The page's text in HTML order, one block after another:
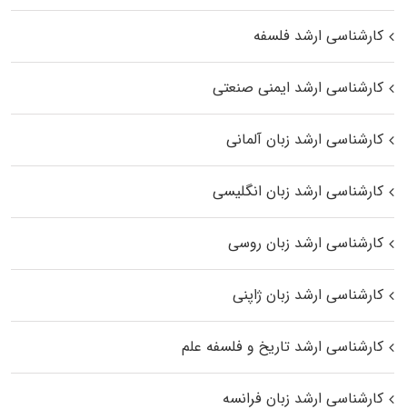
کارشناسی ارشد فلسفه
کارشناسی ارشد ایمنی صنعتی
کارشناسی ارشد زبان آلمانی
کارشناسی ارشد زبان انگلیسی
کارشناسی ارشد زبان روسی
کارشناسی ارشد زبان ژاپنی
کارشناسی ارشد تاریخ و فلسفه علم
کارشناسی ارشد زبان فرانسه